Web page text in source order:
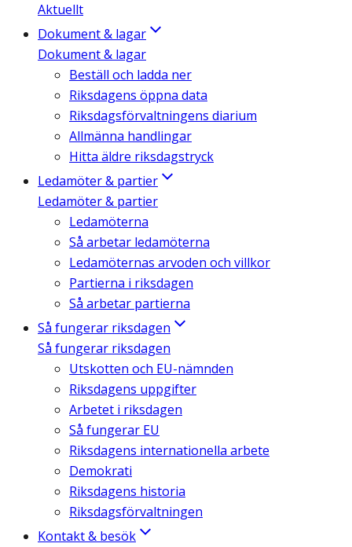
Aktuellt
Dokument & lagar
Dokument & lagar
Beställ och ladda ner
Riksdagens öppna data
Riksdagsförvaltningens diarium
Allmänna handlingar
Hitta äldre riksdagstryck
Ledamöter & partier
Ledamöter & partier
Ledamöterna
Så arbetar ledamöterna
Ledamöternas arvoden och villkor
Partierna i riksdagen
Så arbetar partierna
Så fungerar riksdagen
Så fungerar riksdagen
Utskotten och EU-nämnden
Riksdagens uppgifter
Arbetet i riksdagen
Så fungerar EU
Riksdagens internationella arbete
Demokrati
Riksdagens historia
Riksdagsförvaltningen
Kontakt & besök